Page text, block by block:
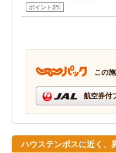
ポイント2%
この
航空券付
ハウステンボスに近く、